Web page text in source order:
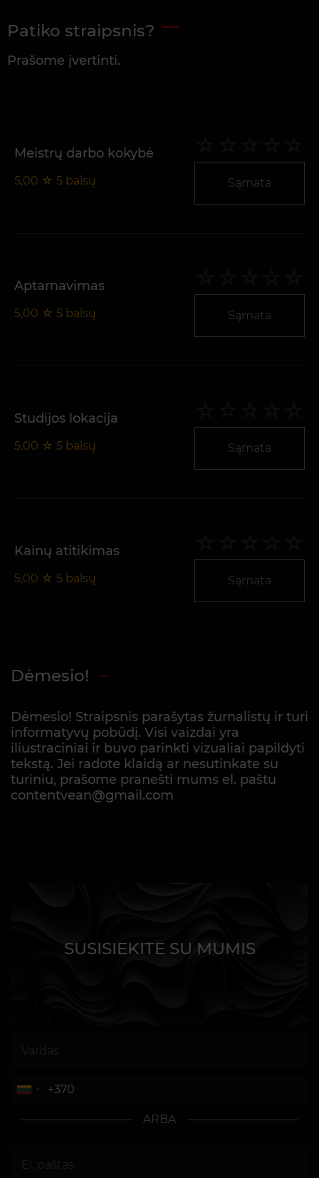
Patiko straipsnis?
Prašome įvertinti.
Meistrų darbo kokybė
5,00 ☆ 5 balsų Sąmata
Aptarnavimas
5,00 ☆ 5 balsų Sąmata
Studijos lokacija
5,00 ☆ 5 balsų Sąmata
Kainų atitikimas
5,00 ☆ 5 balsų Sąmata
Dėmesio!
Dėmesio! Straipsnis parašytas žurnalistų ir turi
informatyvų pobūdį. Visi vaizdai yra
iliustraciniai ir buvo parinkti vizualiai papildyti
tekstą. Jei radote klaidą ar nesutinkate su
turiniu, prašome pranešti mums el. paštu
contentvean@gmail.com
SUSISIEKITE SU MUMIS
ARBA